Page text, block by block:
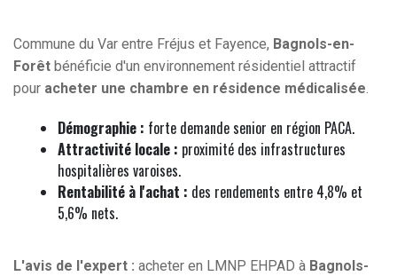
Commune du Var entre Fréjus et Fayence, Bagnols-en-
Forêt bénéficie d'un environnement résidentiel attractif
pour acheter une chambre en résidence médicalisée
Démographie : forte demande senior en région PACA.
Attractivité locale : proximité des infrastructures
hospitalières varoises.
Rentabilité à l'achat : des rendements entre 4,8% et
5,6% nets.
L'avis de l'expert : acheter en LMNP EHPAD à Bagnols-